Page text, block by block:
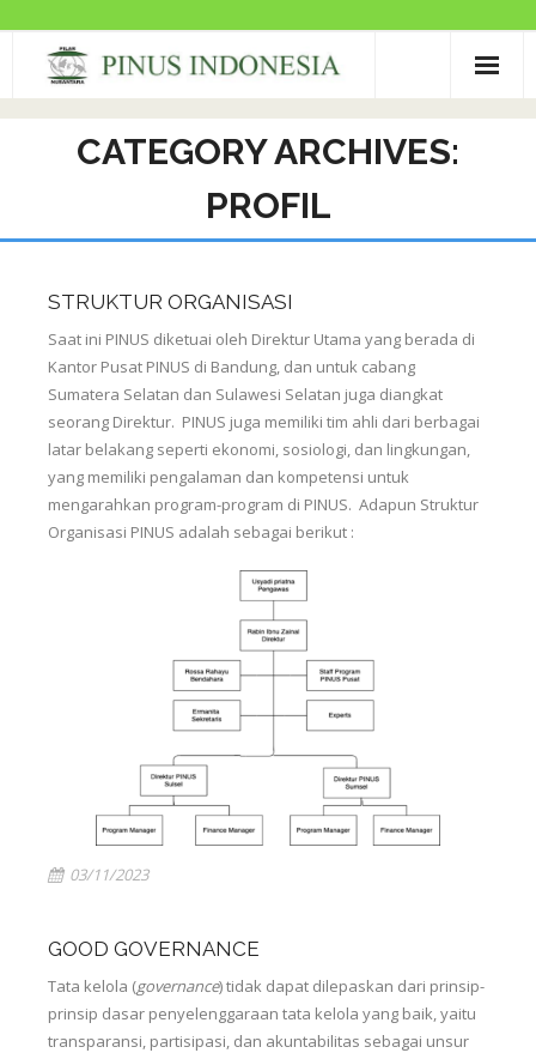
PROFIL PINUS
MITRA PINUS
FILE PINUS
GALLERY
HUBUNGI KAMI
CATEGORY ARCHIVES:
PROFIL
STRUKTUR ORGANISASI
Saat ini PINUS diketuai oleh Direktur Utama yang berada di
Kantor Pusat PINUS di Bandung, dan untuk cabang
Sumatera Selatan dan Sulawesi Selatan juga diangkat
seorang Direktur. PINUS juga memiliki tim ahli dari berbagai
latar belakang seperti ekonomi, sosiologi, dan lingkungan,
yang memiliki pengalaman dan kompetensi untuk
mengarahkan program-program di PINUS. Adapun Struktur
Organisasi PINUS adalah sebagai berikut :
03/11/2023
GOOD GOVERNANCE
Tata kelola (governance) tidak dapat dilepaskan dari prinsip-
prinsip dasar penyelenggaraan tata kelola yang baik, yaitu
transparansi, partisipasi, dan akuntabilitas sebagai unsur